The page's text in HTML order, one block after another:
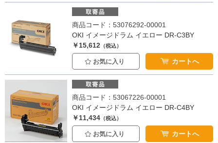
商品コード：53076292-00001
OKI イメージドラム イエロー DR-C3BY
￥15,612 （税込）
お気に入り カートへ
商品コード：53067226-00001
OKI イメージドラム イエロー DR-C4BY
￥11,434 （税込）
お気に入り カートへ